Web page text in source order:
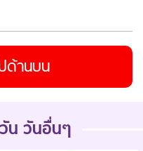
ด้านบน
น วันอื่นๆ